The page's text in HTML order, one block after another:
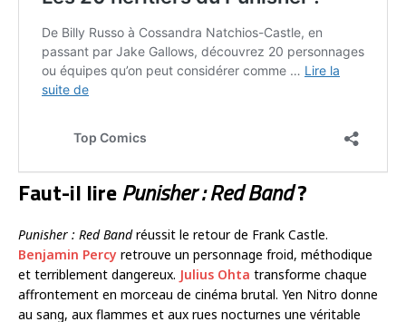
Faut-il lirePunisher : Red Band?
Punisher : Red Bandréussit le retour de Frank Castle.
Benjamin Percy retrouve un personnage froid, méthodique
et terriblement dangereux. Julius Ohta transforme chaque
affrontement en morceau de cinéma brutal. Yen Nitro donne
au sang, aux flammes et aux rues nocturnes une véritable